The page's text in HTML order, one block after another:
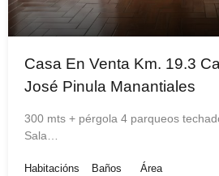
Casa En Venta Km. 19.3
José Pinula Manantiales
300 mts + pérgola 4 parqueos
Sala…
Habitacións
Baños
Área